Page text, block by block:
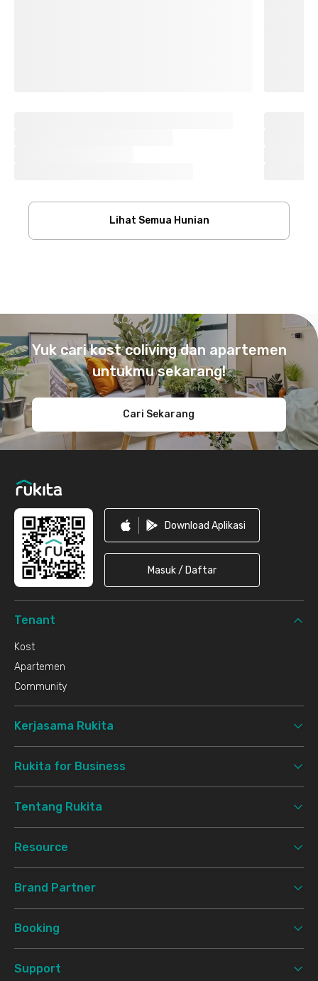
Lihat Semua Hunian
Yuk cari kost coliving dan apartemen
untukmu sekarang!
Cari Sekarang
Download Aplikasi
Masuk / Daftar
Tenant
Kost
Apartemen
Community
Kerjasama Rukita
Rukita for Business
Tentang Rukita
Resource
Brand Partner
Booking
Support